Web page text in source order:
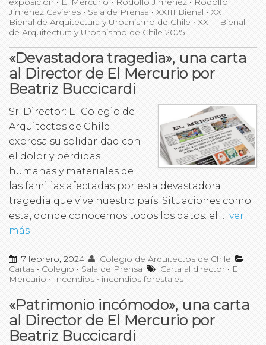
Jiménez Cavieres • Sala de Prensa • XXIII Bienal • XXIII
Bienal de Arquitectura y Urbanismo de Chile • XXIII Bienal
de Arquitectura y Urbanismo de Chile 2025
«Devastadora tragedia», una carta
al Director de El Mercurio por
Beatriz Buccicardi
Sr. Director: El Colegio de
Arquitectos de Chile
expresa su solidaridad con
el dolor y pérdidas
humanas y materiales de
las familias afectadas por esta devastadora
tragedia que vive nuestro país. Situaciones como
esta, donde conocemos todos los datos: el … ver
más
7 febrero, 2024
Colegio de Arquitectos de Chile
Cartas • Colegio • Sala de Prensa Carta al director • El
Mercurio • Incendios • incendios forestales
«Patrimonio incómodo», una carta
al Director de El Mercurio por
Beatriz Buccicardi